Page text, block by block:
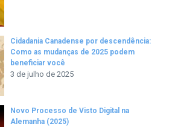
Cidadania Canadense por descendência:
Como as mudanças de 2025 podem
beneficiar você
3 de julho de 2025
Novo Processo de Visto Digital na
Alemanha (2025)